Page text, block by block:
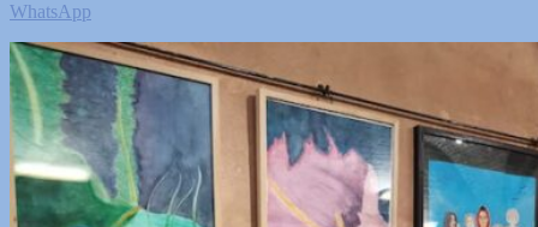
WhatsApp